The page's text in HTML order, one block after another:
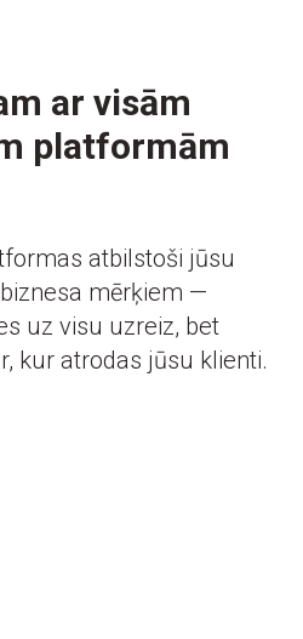
ar visām
platformām
atbilstoši jūsu
mērķiem —
uz visu uzreiz, bet
kur atrodas jūsu klienti.